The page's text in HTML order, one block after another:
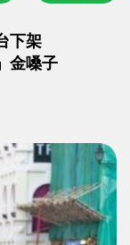
下架
金嗓子